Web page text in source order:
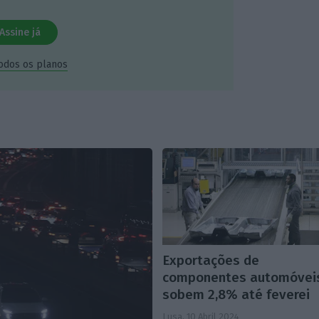
Assine já
os planos
Exportações de
componentes
sobem 2,8% até feverei
Lusa, 10 Abril 2024